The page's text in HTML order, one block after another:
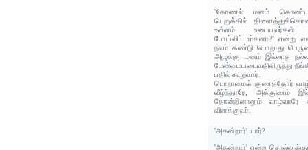
'கோணல் மனம்
பெருக்கில்
உள்ளம் உடையவர்கள்
போய்விட்டார்களா?' என்று
நலம் கண்டு பொறாது
அழுக்கு மனம் இல்லாத
மேன்மையடைவதிலிருந்து
பதில் கூறுவார்.
பொறாமைக் குணத்தோர்
வீழ்ந்தாரே, அக்குணம்
தோன்றினாலும் வாழ்வாரே
விளக்குவர்.
'அகன்றார்' யார்?
'அகன்றார்' என்ற